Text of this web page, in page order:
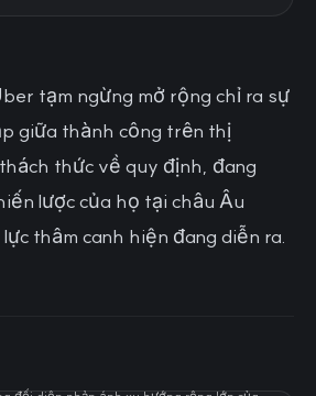
tạm ngừng mở rộng chỉ ra sự
giữa thành công trên thị
thức về quy định, đang
lược của họ tại châu Âu
thâm canh hiện đang diễn ra.